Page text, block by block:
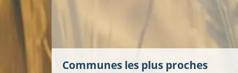
Communes les plus proches